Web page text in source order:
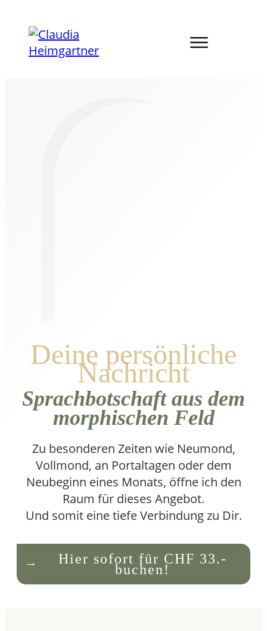
Deine persönliche
Nachricht
Sprachbotschaft aus dem
morphischen Feld
Zu besonderen Zeiten wie Neumond,
Vollmond, an Portaltagen oder dem
Neubeginn eines Monats, öffne ich den
Raum für dieses Angebot.
Und somit eine tiefe Verbindung zu Dir.
Hier sofort für CHF 33.-
buchen!